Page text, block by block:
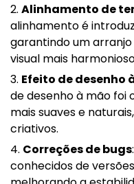
2. Alinhamento de
alinhamento é
garantindo um
visual mais
3. Efeito de desenho
de desenho à mão foi
mais suaves e
criativos.
4. Correções de bugs
conhecidos de